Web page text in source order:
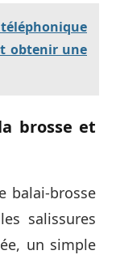
obtenir une
brosse et
balai-brosse
salissures
un simple